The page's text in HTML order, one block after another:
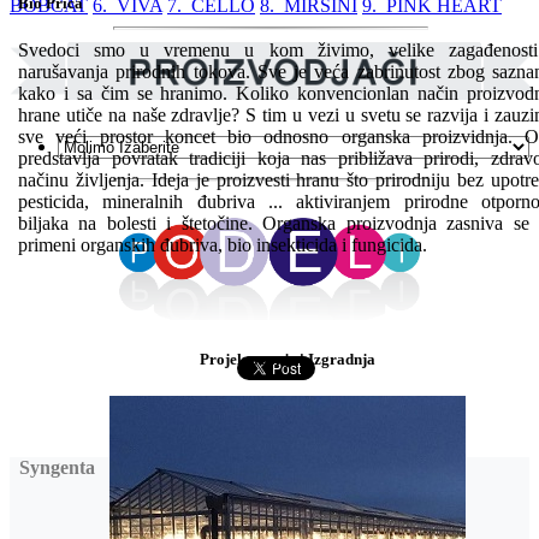
Svedoci smo u vremenu u kom živimo, velike
narušavanja prirodnih tokova. Sve je veća zabrinutost zbog
kako i sa čim se hranimo. Koliko konvencionlan način
hrane utiče na naše zdravlje? S tim u vezi u svetu se razvija i
sve veći prostor koncet bio odnosno organska proizvidnja.
predstavlja povratak tradiciji koja nas približava prirodi,
načinu življenja. Ideja je proizvesti hranu što prirodniju bez
pesticida, mineralnih đubriva ... aktiviranjem prirodne
biljaka na bolesti i štetočine. Organska proizvodnja zasniva se
primeni organskih đubriva, bio insekticida i fungicida.
Projektovanje i Izgradnja
BOBCAT 6. VIVA 7. CELLO 8. MIRSINI 9. PINK HEART
Syngenta